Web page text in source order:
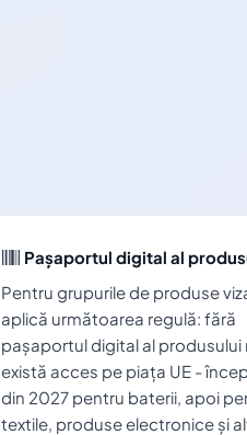
Pașaportul digital al
Pentru grupurile de produse
aplică următoarea regulă: fără
pașaportul digital al produsului
există acces pe piața UE -
din 2027 pentru baterii, apoi
textile, produse electronice și